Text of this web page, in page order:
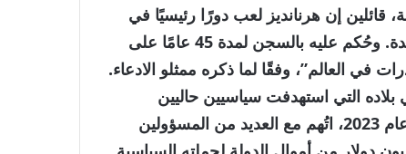
إن هرنانديز لعب دورًا رئيسيًا في
نقل الكوكايين عبر هندوراس ومنها إلى الولايات المتحدة. وحُكم عليه بالسجن لمدة 45 عامًا على
في العالم”، وفقًا لما ذكره ممثلو الادعاء.
التي استهدفت سياسيين حاليين
وسابقين يشتبه في قيامهم بتحويل المال العام. وفي عام 2023، اتُهم مع العديد من المسؤولين